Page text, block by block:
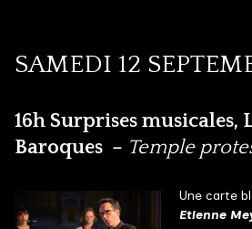
SAMEDI 12
16h Surprises musicales,
Baroques – Temple
Une carte
Etienne